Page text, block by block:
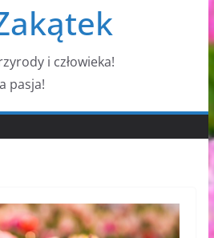
i człowieka!
pasja!